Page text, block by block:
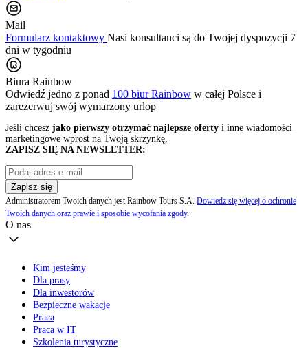
Mail
Formularz kontaktowy Nasi konsultanci są do Twojej dyspozycji 7
dni w tygodniu
Biura Rainbow
Odwiedź jedno z ponad 100 biur Rainbow w całej Polsce i
zarezerwuj swój wymarzony urlop
Jeśli chcesz jako pierwszy otrzymać najlepsze oferty i inne wiadomości
marketingowe wprost na Twoją skrzynkę,
ZAPISZ SIĘ NA NEWSLETTER:
Zapisz się
Administratorem Twoich danych jest Rainbow Tours S.A. Dowiedz się więcej o ochronie
Twoich danych oraz prawie i sposobie wycofania zgody.
O nas
Kim jesteśmy
Dla prasy
Dla inwestorów
Bezpieczne wakacje
Praca
Praca w IT
Szkolenia turystyczne